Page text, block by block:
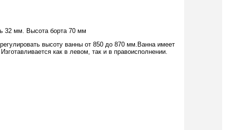
32 мм. Высота борта 70 мм
высоту ванны от 850 до 870 мм.Ванна имеет
как в левом, так и в правоисполнении.